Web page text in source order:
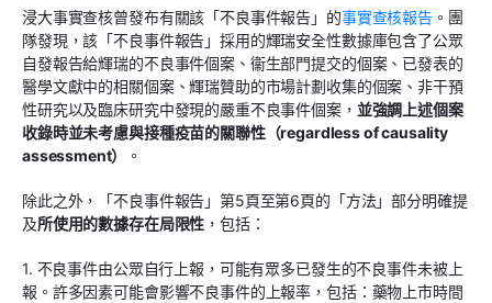
浸大事實查核曾發布有關該「不良事件報告」的事實查核報告。團
隊發現，該「不良事件報告」採用的輝瑞安全性數據庫包含了公眾
自發報告給輝瑞的不良事件個案、衞生部門提交的個案、已發表的
醫學文獻中的相關個案、輝瑞贊助的市場計劃收集的個案、非干預
性研究以及臨床研究中發現的嚴重不良事件個案， 並強調上述個案
收錄時並未考慮與接種疫苗的關聯性（regardless of causality
assessment）
。
除此之外，「不良事件報告」第5頁至第6頁的「方法」部分明確提
及所使用的數據存在局限性 ，包括：
1. 不良事件由公眾自行上報，可能有眾多已發生的不良事件未被上
報。許多因素可能會影響不良事件的上報率，包括：藥物上市時間